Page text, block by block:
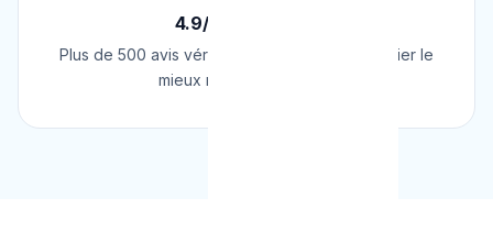
4.9/5 sur Google
Plus de 500 avis vérifiés sur Google. Le plombier le
mieux noté de Belgique.